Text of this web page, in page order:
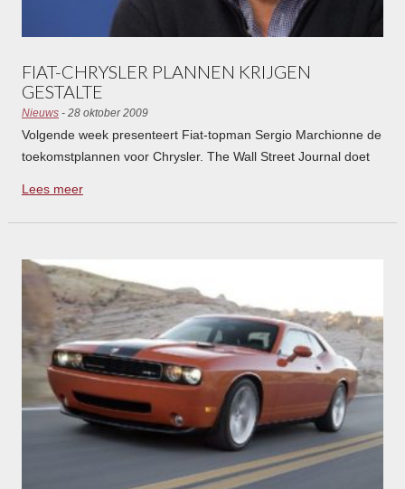
FIAT-CHRYSLER PLANNEN KRIJGEN
GESTALTE
Nieuws- 28 oktober 2009
Volgende week presenteert Fiat-topman Sergio Marchionne de
toekomstplannen voor Chrysler. The Wall Street Journal doet
er gaan veel modellen verdwijnen.
Lees meer